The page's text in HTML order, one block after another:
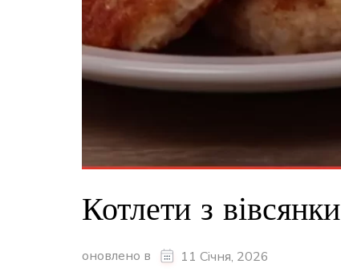
Котлети з вівсянки
оновлено в 11 Січня, 2026